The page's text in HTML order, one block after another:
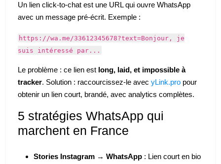
Un lien click-to-chat est une URL qui ouvre WhatsApp
avec un message pré-écrit. Exemple :
https://wa.me/33612345678?text=Bonjour, je
suis intéressé par...
Le problème : ce lien est long, laid, et impossible à
tracker. Solution : raccourcissez-le avec yLink.pro pour
obtenir un lien court, brandé, avec analytics complètes.
5 stratégies WhatsApp qui
marchent en France
Stories Instagram → WhatsApp : Lien court en bio